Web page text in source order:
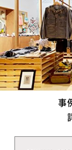
事